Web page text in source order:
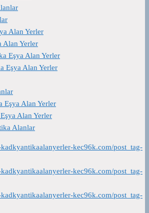
Alan Yerler
Alan Yerler
Eşya Alan Yerler
Eşya Alan Yerler
Eşya Alan Yerler
Alan Yerler
Alanlar
kec96k.com/post_tag-
kec96k.com/post_tag-
kec96k.com/post_tag-